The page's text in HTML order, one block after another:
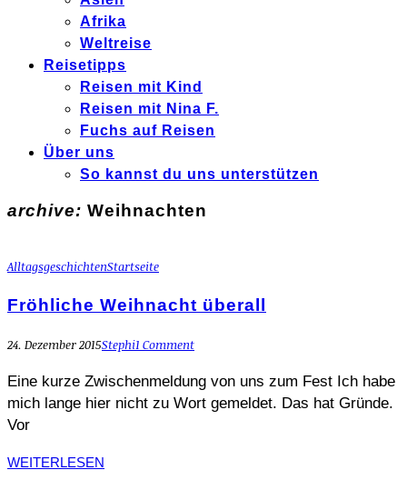
Afrika
Weltreise
Reisetipps
Reisen mit Kind
Reisen mit Nina F.
Fuchs auf Reisen
Über uns
So kannst du uns unterstützen
archive: Weihnachten
AlltagsgeschichtenStartseite
Fröhliche Weihnacht überall
24. Dezember 2015Stephi1 Comment
Eine kurze Zwischenmeldung von uns zum Fest Ich habe
mich lange hier nicht zu Wort gemeldet. Das hat Gründe.
Vor
WEITERLESEN